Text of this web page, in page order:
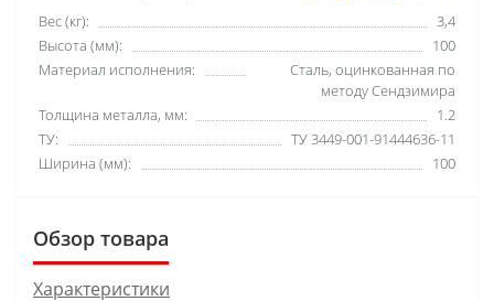
Вес (кг):
3,4
Высота (мм):
100
Материал исполнения:
Сталь, оцинкованная по
методу Сендзимира
Толщина металла, мм:
1.2
ТУ:
ТУ 3449-001-91444636-11
Ширина (мм):
100
Обзор товара
Характеристики